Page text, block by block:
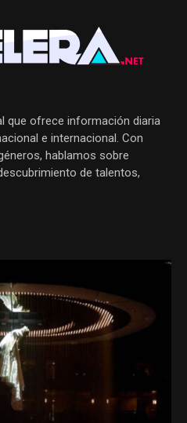
que ofrece información diaria
e internacional. Con
hablamos sobre
de talentos,